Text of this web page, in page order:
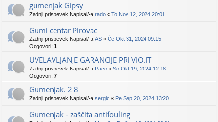
gumenjak Gipsy
Zadnji prispevek Napisal/-a rado « To Nov 12, 2024 20:01
Gumi centar Pirovac
Zadnji prispevek Napisal/-a AS « Če Okt 31, 2024 09:15
Odgovori: 1
UVELAVLJANJE GARANCIJE PRI VIO.IT
Zadnji prispevek Napisal/-a Paco « So Okt 19, 2024 12:18
Odgovori: 7
Gumenjak. 2.8
Zadnji prispevek Napisal/-a sergio « Pe Sep 20, 2024 13:20
Gumenjak - zaščita antifouling